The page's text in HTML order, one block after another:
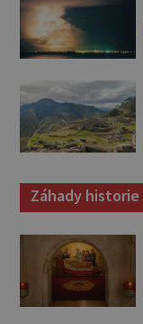
Záhady historie